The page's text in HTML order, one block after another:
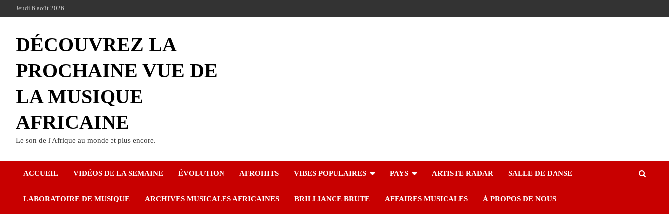
Jeudi 6 août 2026
DÉCOUVREZ LA
PROCHAINE VUE DE
LA MUSIQUE
AFRICAINE
Le son de l'Afrique au monde et plus encore.
ACCUEIL VIDÉOS DE LA SEMAINE ÉVOLUTION AFROHITS VIBES POPULAIRES PAYS ARTISTE RADAR SALLE DE DANSE
LABORATOIRE DE MUSIQUE ARCHIVES MUSICALES AFRICAINES BRILLIANCE BRUTE AFFAIRES MUSICALES À PROPOS DE NOUS